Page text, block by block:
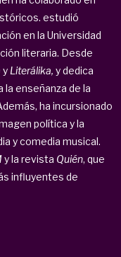
estudió
en la Universidad
literaria. Desde
y Literálika, y dedica
enseñanza de la
ha incursionado
política y la
y comedia musical.
y la revista Quién, que
influyentes de